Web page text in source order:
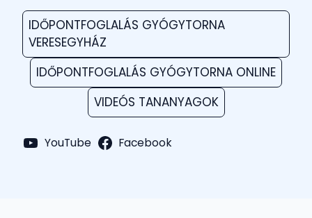
IDŐPONTFOGLALÁS GYÓGYTORNA
VERESEGYHÁZ
IDŐPONTFOGLALÁS GYÓGYTORNA ONLINE
VIDEÓS TANANYAGOK
YouTube Facebook